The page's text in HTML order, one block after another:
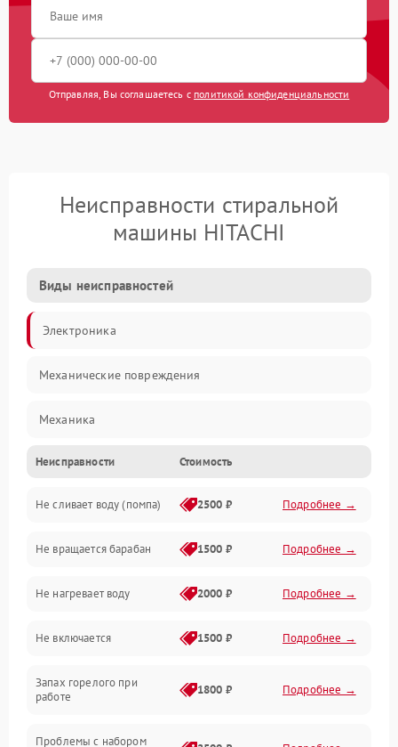
Отправляя, Вы соглашаетесь с политикой конфиденциальности
Неисправности стиральной
машины HITACHI
Виды неисправностей
Электроника
Механические повреждения
Механика
Электропитание
Водоснабжение
Слив
Программное обеспечение
Неисправности Стоимость
Не сливает воду (помпа) 2500 ₽ Подробнее →
Не вращается барабан 1500 ₽ Подробнее →
Не нагревает воду 2000 ₽ Подробнее →
Не включается 1500 ₽ Подробнее →
Запах горелого при
работе
1800 ₽ Подробнее →
Проблемы с набором